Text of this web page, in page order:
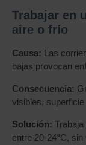
Trabajar en
aire o frío
Causa: Las
bajas provocan
Consecuencia:
visibles,
Solución:
entre 20-24°C,